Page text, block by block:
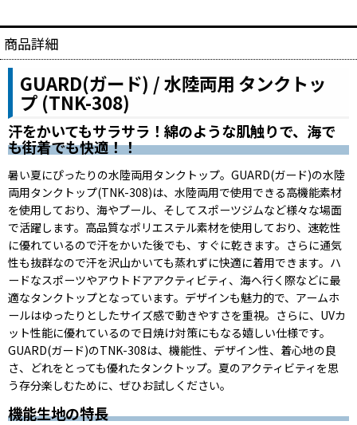
商品詳細
GUARD(ガード) / 水陸両用 タンクトッ
プ (TNK-308)
汗をかいてもサラサラ！綿のような肌触りで、 海で
も街着でも快適！！
暑い夏にぴったりの水陸両用タンクトップ。GUARD(ガード)の水陸
両用タンクトップ(TNK-308)は、水陸両用で使用できる高機能素材
を使用しており、海やプール、そしてスポーツジムなど様々な場面
で活躍します。 高品質なポリエステル素材を使用しており、速乾性
に優れているので汗をかいた後でも、すぐに乾きます。さらに通気
性も抜群なので汗を沢山かいても蒸れずに快適に着用できます。ハ
ードなスポーツやアウトドアアクティビティ、海へ行く際などに最
適なタンクトップとなっています。 デザインも魅力的で、アームホ
ールはゆったりとしたサイズ感で動きやすさを重視。さらに、UVカ
ット性能に優れているので日焼け対策にもなる嬉しい仕様です。
GUARD(ガード)のTNK-308は、機能性、デザイン性、着心地の良
さ、どれをとっても優れたタンクトップ。夏のアクティビティを思
う存分楽しむために、ぜひお試しください。
機能生地の特長